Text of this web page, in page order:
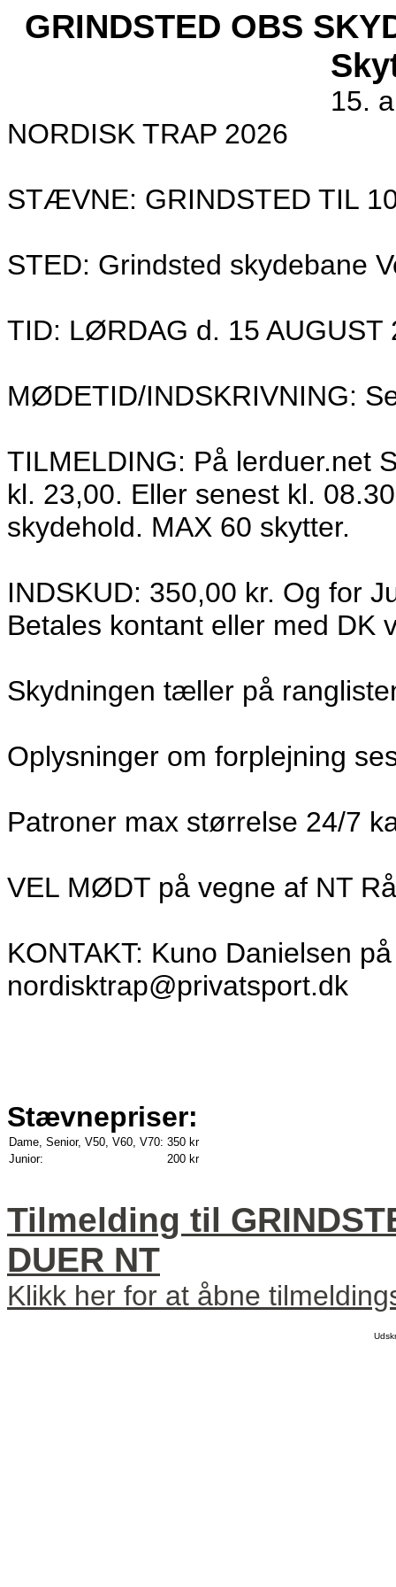
GRINDSTED OBS
15.
NORDISK TRAP 2026
STÆVNE: GRINDSTED TIL
STED: Grindsted skydebane
TID: LØRDAG d. 15 AUGUST
MØDETID/INDSKRIVNING:
TILMELDING: På lerduer.net
kl. 23,00. Eller senest kl.
skydehold. MAX 60 skytter.
INDSKUD: 350,00 kr. Og for
Betales kontant eller med DK
Skydningen tæller på
Oplysninger om forplejning
Patroner max størrelse 24/7
VEL MØDT på vegne af NT
KONTAKT: Kuno Danielsen
nordisktrap@privatsport.dk
Stævnepriser:
Dame, Senior, V50, V60, V70: 350 kr
Junior:
200 kr
Tilmelding til
DUER NT
Klikk her for at åbne